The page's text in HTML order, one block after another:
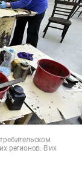
регионов. В их